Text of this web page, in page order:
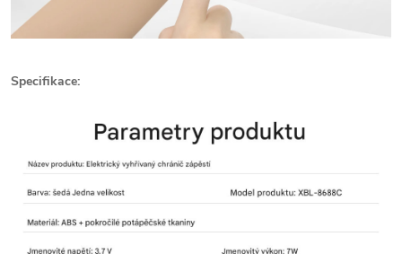
Specifikace: